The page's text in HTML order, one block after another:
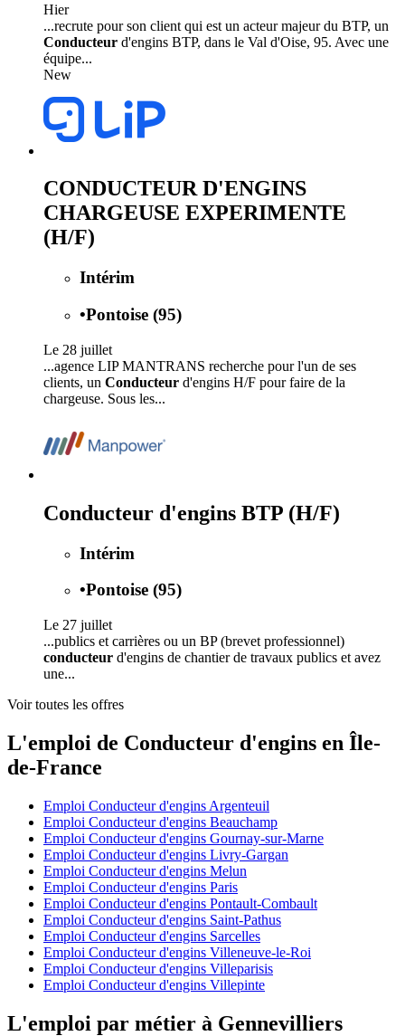
Hier
...recrute pour son client qui est un acteur majeur du BTP, un
Conducteur d'engins BTP, dans le Val d'Oise, 95. Avec une
équipe...
New
CONDUCTEUR D'ENGINS
CHARGEUSE EXPERIMENTE
(H/F)
Intérim
•Pontoise (95)
Le 28 juillet
...agence LIP MANTRANS recherche pour l'un de ses
clients, un Conducteur d'engins H/F pour faire de la
chargeuse. Sous les...
Conducteur d'engins BTP (H/F)
Intérim
•Pontoise (95)
Le 27 juillet
...publics et carrières ou un BP (brevet professionnel)
conducteur d'engins de chantier de travaux publics et avez
une...
Voir toutes les offres
L'emploi de Conducteur d'engins en Île-
de-France
Emploi Conducteur d'engins Argenteuil
Emploi Conducteur d'engins Beauchamp
Emploi Conducteur d'engins Gournay-sur-Marne
Emploi Conducteur d'engins Livry-Gargan
Emploi Conducteur d'engins Melun
Emploi Conducteur d'engins Paris
Emploi Conducteur d'engins Pontault-Combault
Emploi Conducteur d'engins Saint-Pathus
Emploi Conducteur d'engins Sarcelles
Emploi Conducteur d'engins Villeneuve-le-Roi
Emploi Conducteur d'engins Villeparisis
Emploi Conducteur d'engins Villepinte
L'emploi par métier à Gennevilliers